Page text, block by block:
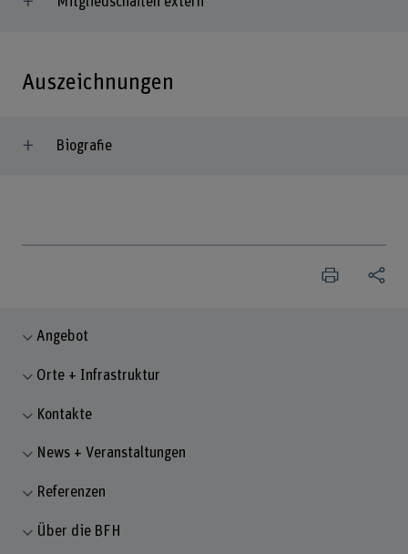
Auszeichnungen
Biografie
Angebot
Orte + Infrastruktur
Kontakte
News + Veranstaltungen
Referenzen
Über die BFH